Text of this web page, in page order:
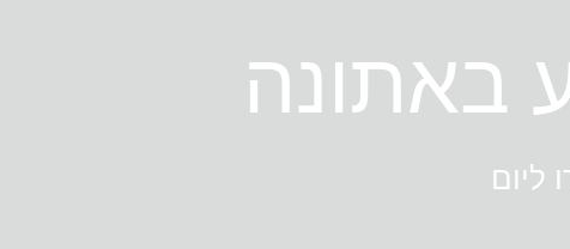
באתונה